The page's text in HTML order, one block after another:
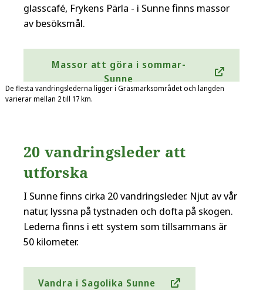
glasscafé, Frykens Pärla - i Sunne finns massor
av besöksmål.
Massor att göra i sommar-
Sunne
De flesta vandringslederna ligger i Gräsmarksområdet och längden
varierar mellan 2 till 17 km.
20 vandringsleder att
utforska
I Sunne finns cirka 20 vandringsleder. Njut av vår
natur, lyssna på tystnaden och dofta på skogen.
Lederna finns i ett system som tillsammans är
50 kilometer.
Vandra i Sagolika Sunne